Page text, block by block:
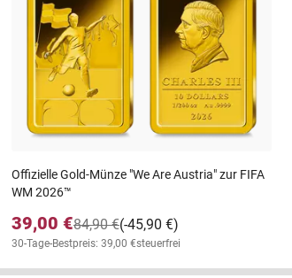
Offizielle Gold-Münze "We Are Austria" zur FIFA
WM 2026™
39,00 € (-45,90 €)
84,90 €
30-Tage-Bestpreis: 39,00 €steuerfrei